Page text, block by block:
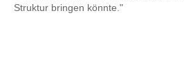
Struktur bringen könnte."